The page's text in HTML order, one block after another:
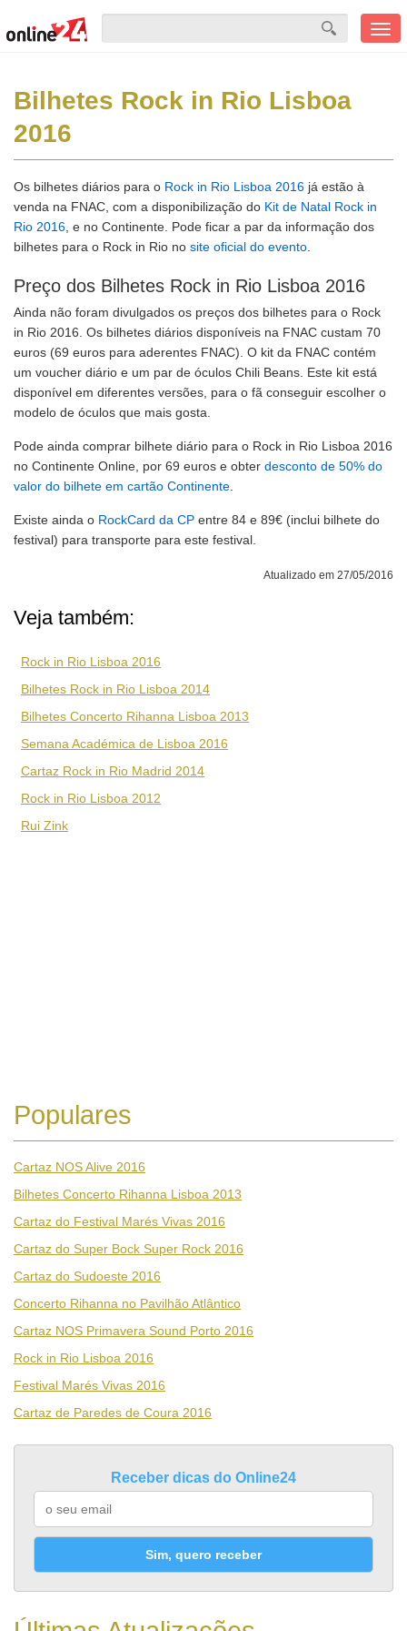
Bilhetes Rock in Rio Lisboa
2016
Os bilhetes diários para o Rock in Rio Lisboa 2016 já estão à
venda na FNAC, com a disponibilização do Kit de Natal Rock in
Rio 2016 , e no Continente. Pode ficar a par da informação dos
bilhetes para o Rock in Rio no site oficial do evento
Preço dos Bilhetes Rock in Rio Lisboa 2016
Ainda não foram divulgados os preços dos bilhetes para o Rock
in Rio 2016. Os bilhetes diários disponíveis na FNAC custam 70
euros (69 euros para aderentes FNAC). O kit da FNAC contém
um voucher diário e um par de óculos Chili Beans. Este kit está
disponível em diferentes versões, para o fã conseguir escolher o
modelo de óculos que mais gosta.
Pode ainda comprar bilhete diário para o Rock in Rio Lisboa 2016
no Continente Online, por 69 euros e obter desconto de 50% do
valor do bilhete em cartão Continente
Existe ainda o RockCard da CP entre 84 e 89€ (inclui bilhete do
festival) para transporte para este festival.
Atualizado em 27/05/2016
Veja também:
Rock in Rio Lisboa 2016
Bilhetes Rock in Rio Lisboa 2014
Bilhetes Concerto Rihanna Lisboa 2013
Semana Académica de Lisboa 2016
Cartaz Rock in Rio Madrid 2014
Rock in Rio Lisboa 2012
Rui Zink
Populares
Cartaz NOS Alive 2016
Bilhetes Concerto Rihanna Lisboa 2013
Cartaz do Festival Marés Vivas 2016
Cartaz do Super Bock Super Rock 2016
Cartaz do Sudoeste 2016
Concerto Rihanna no Pavilhão Atlântico
Cartaz NOS Primavera Sound Porto 2016
Rock in Rio Lisboa 2016
Festival Marés Vivas 2016
Cartaz de Paredes de Coura 2016
Receber dicas do Online24
Sim, quero receber